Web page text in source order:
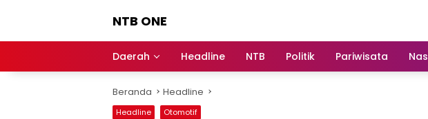
NTB ONE
dan
Berita
Lombok
Daerah Headline NTB Politik Pariwisata
Beranda Headline
Headline Otomotif